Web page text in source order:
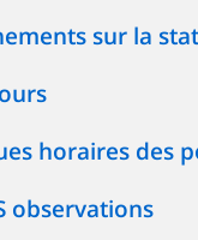
sur la
horaires des
observations